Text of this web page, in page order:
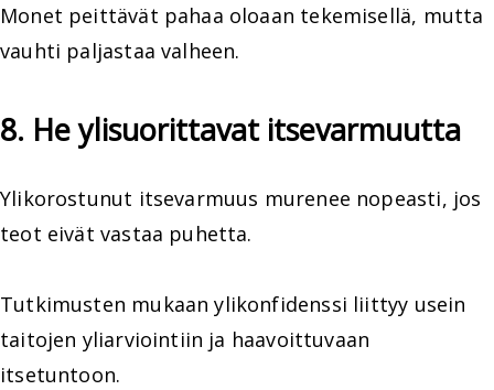
Monet peittävät pahaa oloaan tekemisellä, mutta
vauhti paljastaa valheen.
8. He ylisuorittavat itsevarmuutta
Ylikorostunut itsevarmuus murenee nopeasti, jos
teot eivät vastaa puhetta.
Tutkimusten mukaan ylikonfidenssi liittyy usein
taitojen yliarviointiin ja haavoittuvaan
itsetuntoon.